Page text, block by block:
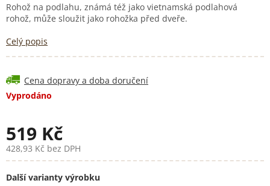
Rohož na podlahu, známá též jako vietnamská podlahová
rohož, může sloužit jako rohožka před dveře.
Celý popis
Další varianty výrobku
Vyprodáno
Cena dopravy a doba doručení
519 Kč
428,93 Kč bez DPH
Měrná
cena: